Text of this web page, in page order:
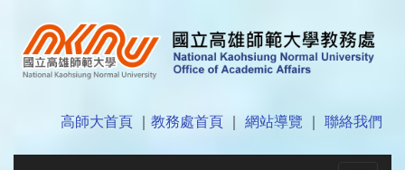
高師大首頁 教務處首頁 網站導覽 聯絡我們